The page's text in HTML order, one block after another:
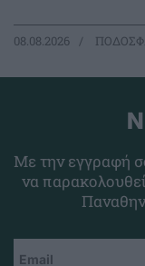
08.08.2026
Με την εγγραφή
να